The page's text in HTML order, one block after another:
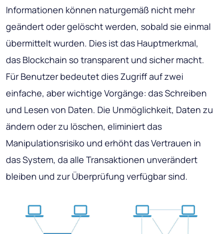
Informationen können naturgemäß nicht mehr
geändert oder gelöscht werden, sobald sie einmal
übermittelt wurden. Dies ist das Hauptmerkmal,
das Blockchain so transparent und sicher macht.
Für Benutzer bedeutet dies Zugriff auf zwei
einfache, aber wichtige Vorgänge: das Schreiben
und Lesen von Daten. Die Unmöglichkeit, Daten zu
ändern oder zu löschen, eliminiert das
Manipulationsrisiko und erhöht das Vertrauen in
das System, da alle Transaktionen unverändert
bleiben und zur Überprüfung verfügbar sind.